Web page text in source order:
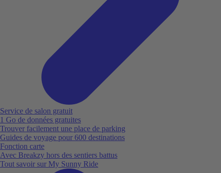
Service de salon gratuit
1 Go de données gratuites
Trouver facilement une place de parking
Guides de voyage pour 600 destinations
Fonction carte
Avec Breakzy hors des sentiers battus
Tout savoir sur My Sunny Ride